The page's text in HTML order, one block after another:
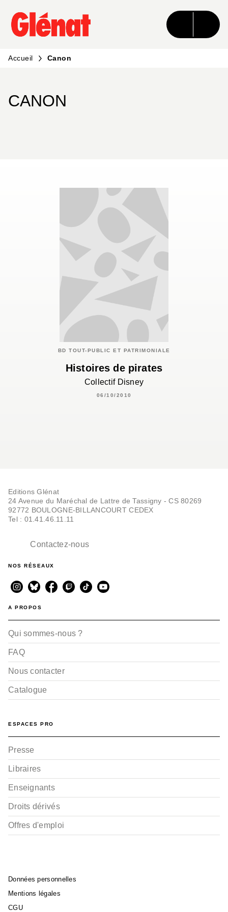
MENU RECHERCHE CONTENU
PIED DE PAGE
Accueil Canon
CANON
BD TOUT-PUBLIC ET PATRIMONIALE
Histoires de pirates
Collectif Disney
06/10/2010
Editions Glénat
24 Avenue du Maréchal de Lattre de Tassigny - CS 80269
92772 BOULOGNE-BILLANCOURT CEDEX
Tel : 01.41.46.11.11
Contactez-nous
NOS RÉSEAUX
A PROPOS
Qui sommes-nous ?
FAQ
Nous contacter
Catalogue
ESPACES PRO
Presse
Libraires
Enseignants
Droits dérivés
Offres d'emploi
Données personnelles
Mentions légales
CGU